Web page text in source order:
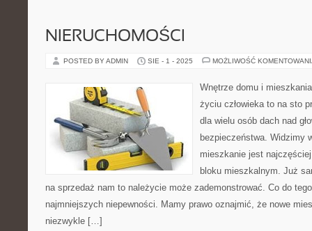
NIERUCHOMOŚCI
POSTED BY ADMIN SIE - 1 - 2025 MOŻLIWOŚĆ
Wnętrze domu i
życiu człowieka to na sto
dla wielu osób dach nad
bezpieczeństwa. Widzimy
mieszkanie jest
bloku mieszkalnym. Już
na sprzedaż nam to należycie może zademonstrować. Co do
najmniejszych niepewności. Mamy prawo oznajmić, że nowe
niezwykle […]